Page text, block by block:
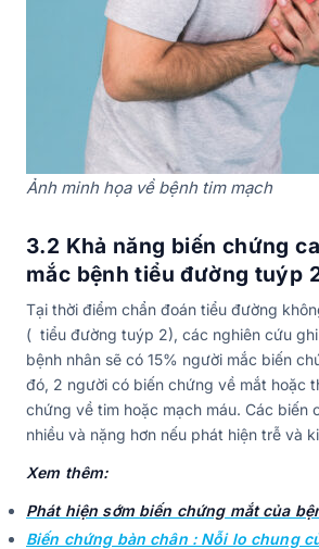
Ảnh minh họa về bệnh tim mạch
3.2 Khả năng biến chứng
mắc bệnh tiểu đường tuýp
Tại thời điểm chẩn đoán tiểu đường
( tiểu đường tuýp 2), các nghiên cứu
bệnh nhân sẽ có 15% người mắc biến
đó, 2 người có biến chứng về mắt hoặc
chứng về tim hoặc mạch máu. Các biến
nhiều và nặng hơn nếu phát hiện trễ và
Xem thêm:
Phát hiện sớm biến chứng mắt của
Biến chứng bàn chân : Nỗi lo chung